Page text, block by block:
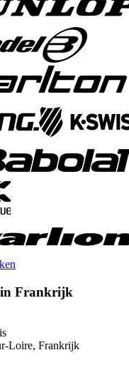
in Frankrijk
Loire, Frankrijk